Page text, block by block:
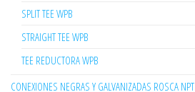
SPLIT TEE WPB
STRAIGHT TEE WPB
TEE REDUCTORA WPB
CONEXIONES NEGRAS Y GALVANIZADAS ROSCA NPT